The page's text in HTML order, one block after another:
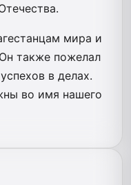
мира и
также пожелал
в делах.
во имя нашего